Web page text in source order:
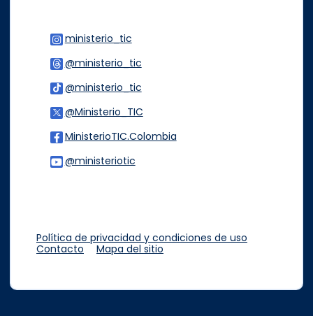
ministerio_tic
@ministerio_tic
@ministerio_tic
@Ministerio_TIC
MinisterioTIC.Colombia
@ministeriotic
Política de privacidad y condiciones de uso
Contacto
Mapa del sitio